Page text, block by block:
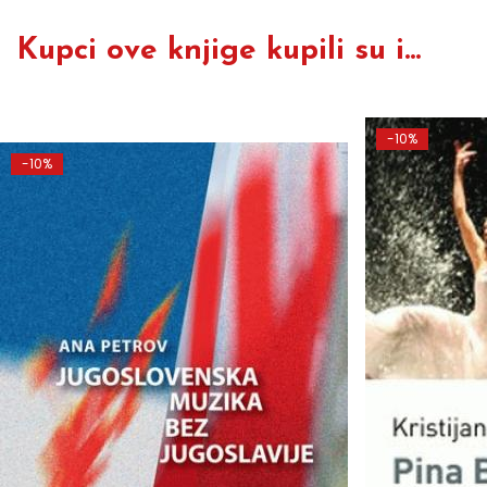
Kupci ove knjige kupili su i...
-10%
-10%